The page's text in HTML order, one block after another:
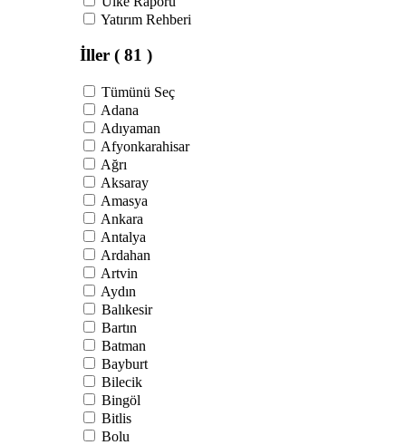
Yatırım Rehberi
İller ( 81 )
Tümünü Seç
Adana
Adıyaman
Afyonkarahisar
Ağrı
Aksaray
Amasya
Ankara
Antalya
Ardahan
Artvin
Aydın
Balıkesir
Bartın
Batman
Bayburt
Bilecik
Bingöl
Bitlis
Bolu